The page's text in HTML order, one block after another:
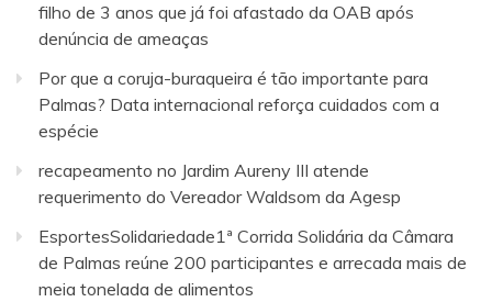
filho de 3 anos que já foi afastado da OAB após
denúncia de ameaças
Por que a coruja-buraqueira é tão importante para
Palmas? Data internacional reforça cuidados com a
espécie
recapeamento no Jardim Aureny III atende
requerimento do Vereador Waldsom da Agesp
EsportesSolidariedade1ª Corrida Solidária da Câmara
de Palmas reúne 200 participantes e arrecada mais de
meia tonelada de alimentos